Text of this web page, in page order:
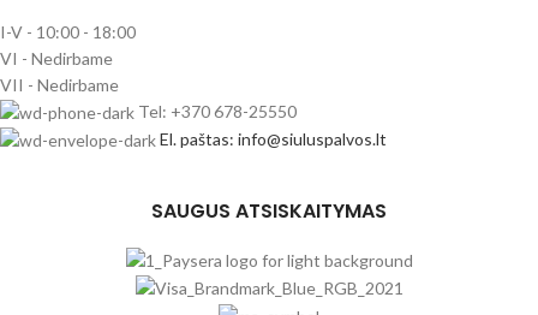
I-V - 10:00 - 18:00
VI - Nedirbame
VII - Nedirbame
Tel: +370 678-25550
El. paštas: info@siuluspalvos.lt
SAUGUS ATSISKAITYMAS